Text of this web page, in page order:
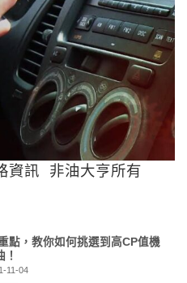
資訊 非油大亨所有
點，教你如何挑選到高CP值機
！
11-04